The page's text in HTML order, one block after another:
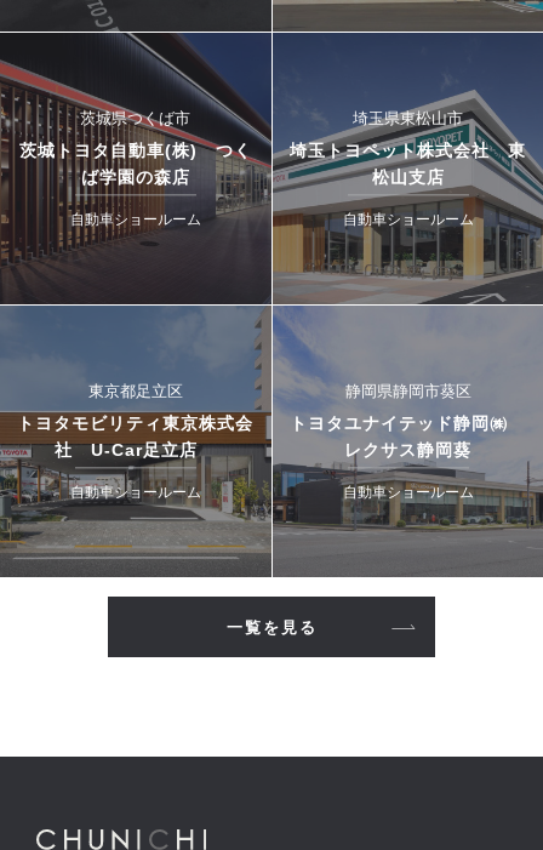
茨城県つくば市
茨城トヨタ自動車(株) つく
ば学園の森店
自動車ショールーム
埼玉県東松山市
埼玉トヨペット株式会社 東
松山支店
自動車ショールーム
東京都足立区
トヨタモビリティ東京株式会
社 U-Car足立店
自動車ショールーム
静岡県静岡市葵区
トヨタユナイテッド静岡㈱
レクサス静岡葵
自動車ショールーム
一覧を見る